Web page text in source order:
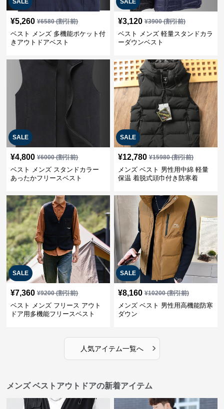
SALE
¥5,260 ¥6580(割引前)
ベスト メンズ 多機能ポケット付
きアウトドアベスト
SALE
¥3,120 ¥3900(割引前)
ベスト メンズ 軽量スタンドカラ
ーダウンベスト
SALE
¥4,800 ¥6000(割引前)
ベスト メンズ スタンドカラー
あったかフリースベスト
SALE
¥12,780 ¥15980(割引前)
メンズ ベスト 男性用中綿 軽量
保温 着脱式頭巾付き防寒着
SALE
¥7,360 ¥9200(割引前)
ベスト メンズ フリース アウト
ドア用多機能フリースベスト
SALE
¥8,160 ¥10200(割引前)
メンズ ベスト 男性用高機能防寒
ダウン
人気アイテム一覧へ ›
メンズ ベストアウトドアの新着アイテム